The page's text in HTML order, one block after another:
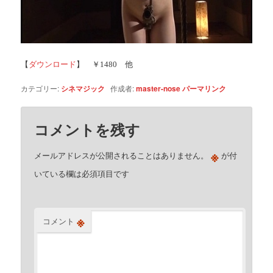
【 ダウンロード 】 ￥1480 他
カテゴリー: シネマジック 作成者:master-noseパーマリンク
コメントを残す
メールアドレスが公開されることはありません。 ※ が付
いている欄は必須項目です
コメント ※